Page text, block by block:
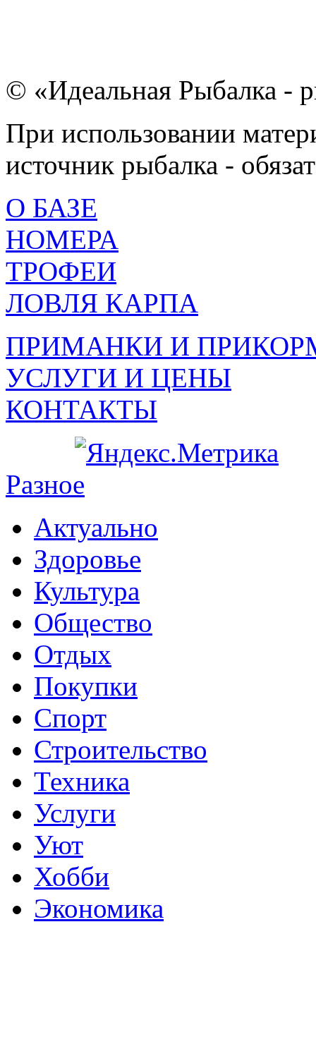
© «Идеальная Рыбалка -
При использовании
источник рыбалка -
О БАЗЕ
НОМЕРА
ТРОФЕИ
ЛОВЛЯ КАРПА
ПРИМАНКИ И
УСЛУГИ И ЦЕНЫ
КОНТАКТЫ
Разное
Актуально
Здоровье
Культура
Общество
Отдых
Покупки
Спорт
Строительство
Техника
Услуги
Уют
Хобби
Экономика